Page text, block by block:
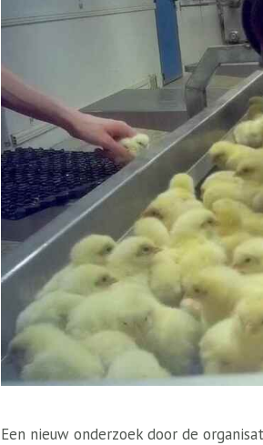
Een nieuw onderzoek door de